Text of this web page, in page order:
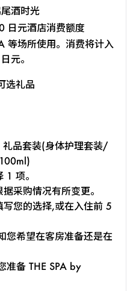
酒时光
日元酒店消费额度
等场所使用。消费将计入
元。
选礼品
品套装(身体护理套装/
项。
采购情况有所变更。
您的选择,或在入住前 5
希望在客房准备还是在
准备 THE SPA by